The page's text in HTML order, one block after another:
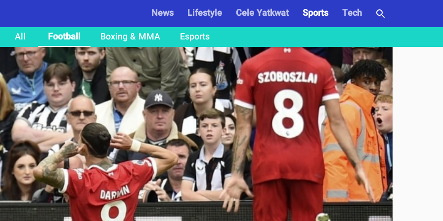
News Lifestyle Cele Yatkwat Sports
Tech
All
Football Boxing & MMA Esports